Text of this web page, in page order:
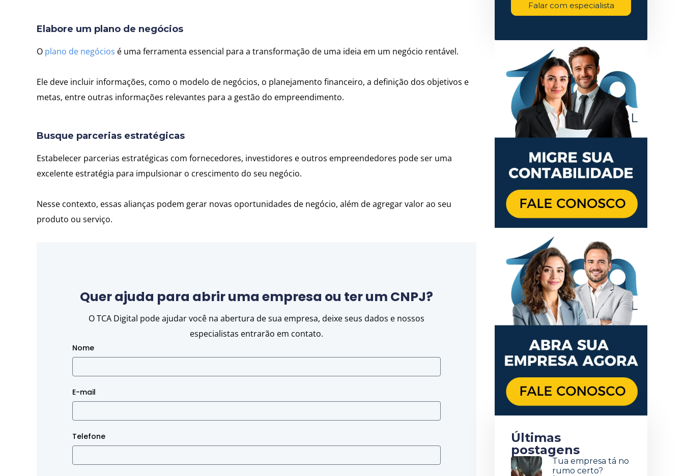
Elabore um plano de negócios
O plano de negócios é uma ferramenta essencial para a transformação de uma ideia em um negócio rentável.
Ele deve incluir informações, como o modelo de negócios, o planejamento financeiro, a definição dos objetivos e
metas, entre outras informações relevantes para a gestão do empreendimento.
Busque parcerias estratégicas
Estabelecer parcerias estratégicas com fornecedores, investidores e outros empreendedores pode ser uma
excelente estratégia para impulsionar o crescimento do seu negócio.
Nesse contexto, essas alianças podem gerar novas oportunidades de negócio, além de agregar valor ao seu
produto ou serviço.
Quer ajuda para abrir uma empresa ou ter um CNPJ?
O TCA Digital pode ajudar você na abertura de sua empresa, deixe seus dados e nossos
especialistas entrarão em contato.
Nome
E-mail
Telefone
Falar com especialista
Últimas
postagens
Tua empresa tá no
rumo certo?